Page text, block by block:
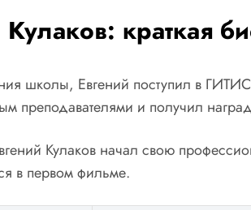
Кулаков: краткая
школы, Евгений поступил в ГИТИС
преподавателями и получил
Кулаков начал свою
в первом фильме.